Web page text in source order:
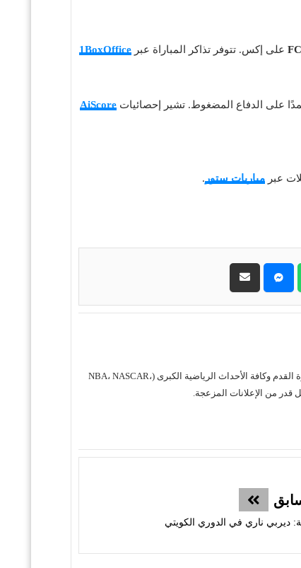
على إكس. تتوفر تذاكر المباراة عبر1BoxOffice
AiScore
عبرمباريات ستور .
حول موقع "مباريات ستور بث مباشر" موقع مباريات ستور هو منصة رياضية متكاملة متخصصة في تقديم خدمة البث المباشر لمباريات كرة القدم وكافة الأحداث الرياضية الكبرى (NBA، NASCAR،
ديربي ناري في الدوري الكويتي